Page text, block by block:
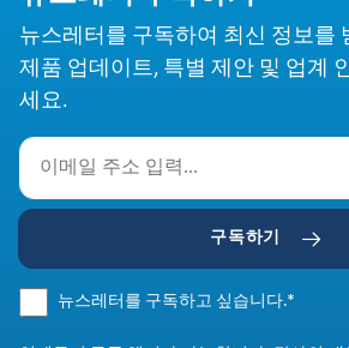
뉴스레터를 구독하여 최신 정보를
제품 업데이트, 특별 제안 및 업계
세요.
구독하기
뉴스레터를 구독하고 싶습니다.*